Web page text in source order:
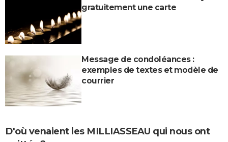
gratuitement une carte
Message de condoléances :
exemples de textes et modèle de
courrier
D'où venaient les MILLIASSEAU qui nous ont